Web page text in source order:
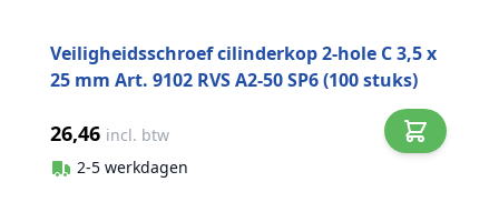
Veiligheidsschroef cilinderkop 2-hole C 3,5 x
25 mm Art. 9102 RVS A2-50 SP6 (100 stuks)
26,46 incl. btw
2-5 werkdagen